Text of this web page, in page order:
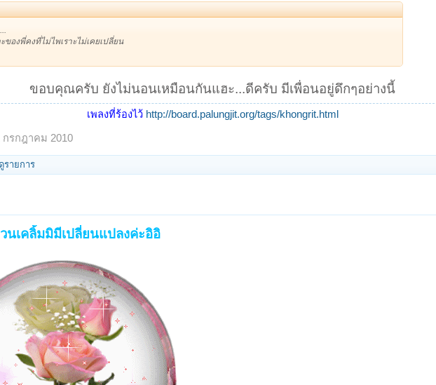
ของพี่คงที่ไม่ไพเราะไม่เคยเปลี่ยน
ขอบคุณครับ ยังไม่นอนเหมือนกันแฮะ...ดีครับ มีเพื่อนอยู่ดึกๆอย่างนี้​
เพลงที่ร้องไว้ http://board.palungjit.org/tags/khongrit.html
กรกฎาคม 2010
ดูรายการ
นเคลิ้มมิมีเปลี่ยนแปลงค่ะอิอิ